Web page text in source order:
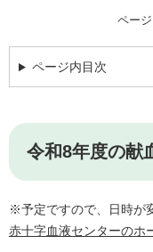
ペー
ページ内目次
令和8年度の献
※予定ですので、日時が
赤十字血液センターのホ